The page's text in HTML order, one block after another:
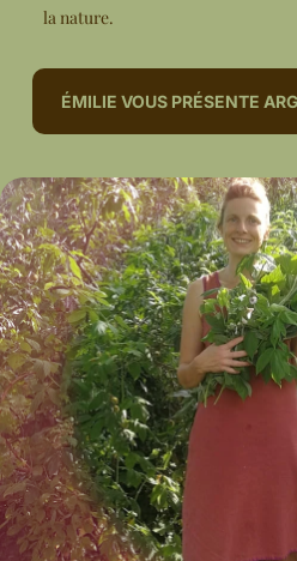
la nature.
ÉMILIE VOUS PRÉSENTE